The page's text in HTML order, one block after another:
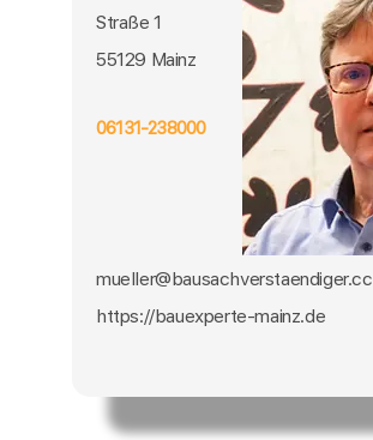
Straße 1
55129 Mainz
06131-238000
mueller@bausachverstaendiger.cc
https://bauexperte-mainz.de